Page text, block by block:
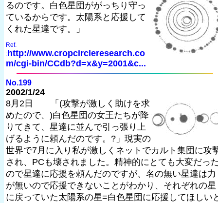
るのです。白色星団ががっちり守っ
ているからです。太陽系と応援して
くれた星達です。」
Ref.
: http://www.cropcircleresearch.co
m/cgi-bin/CCdb?d=x&y=2001&c...
No.199
2002/1/24
8月2日 「(攻撃が激しく助けを求
めたので、)白色星団の女王たちが降
りてきて、星達に並んで引っ張り上
げるように頼んだのです。?」現実の
世界で7月に入り私が激しくネットでカルト集団に攻
され、PCも壊されました。精神的にとても大変だっ
ので星達に応援を頼んだのですが、名の無い星達は力
が無いので応援できないことがわかり、それぞれの星
に戻っていた太陽系の星=白色星団に応援してほしい